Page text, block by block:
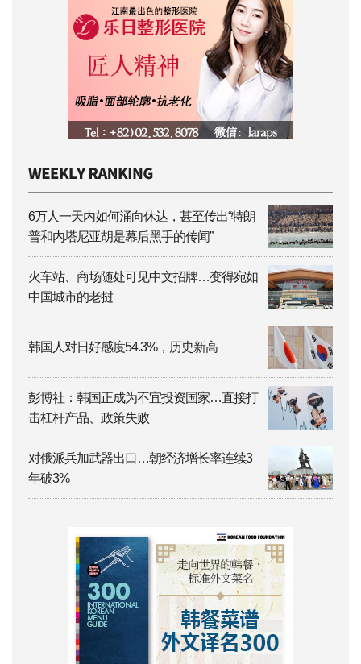
6万人一天内如何涌向休达，甚至传出“特朗
普和内塔尼亚胡是幕后黑手的传闻”
火车站、商场随处可见中文招牌…变得宛如
中国城市的老挝
韩国人对日好感度54.3%，历史新高
彭博社：韩国正成为不宜投资国家…直接打
击杠杆产品、政策失败
对俄派兵加武器出口…朝经济增长率连续3
年破3%